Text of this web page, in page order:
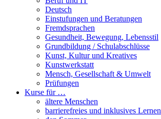
Deutsch
Einstufungen und Beratungen
Fremdsprachen
Gesundheit, Bewegung, Lebensstil
Grundbildung / Schulabschlüsse
Kunst, Kultur und Kreatives
Kunstwerkstatt
Mensch, Gesellschaft & Umwelt
Prüfungen
Kurse für …
ältere Menschen
barrierefreies und inklusives Lernen